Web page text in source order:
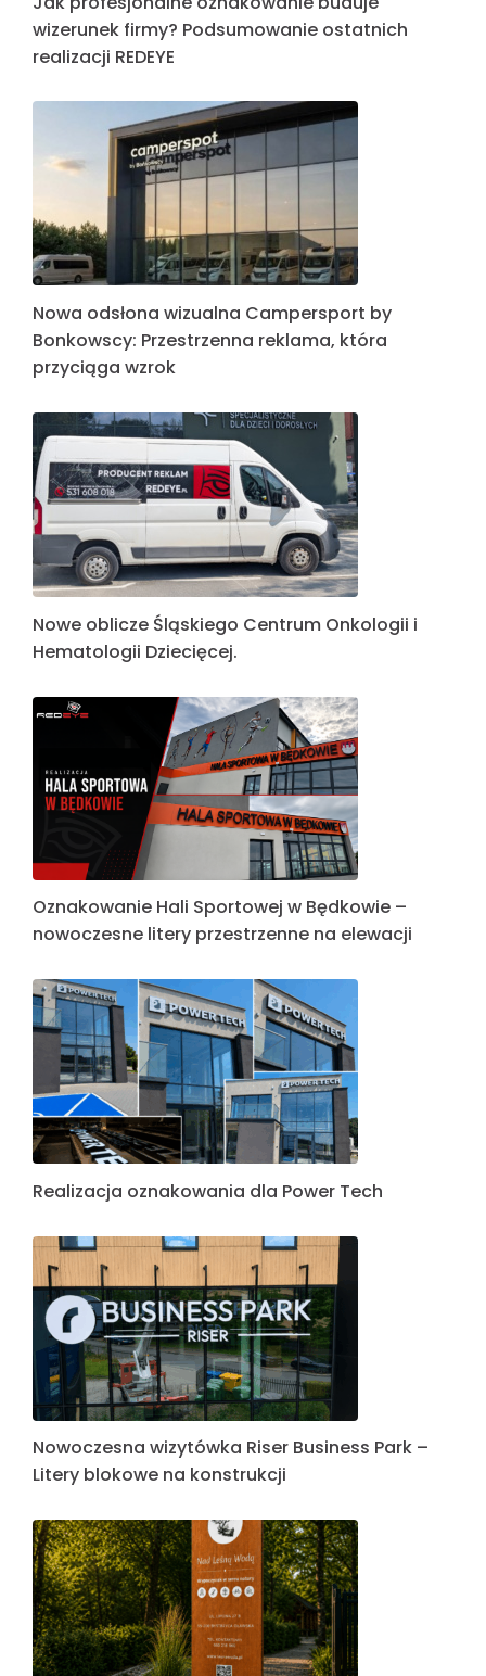
wizerunek firmy? Podsumowanie ostatnich
realizacji REDEYE
Nowa odsłona wizualna Campersport by
Bonkowscy: Przestrzenna reklama, która
przyciąga wzrok
Nowe oblicze Śląskiego Centrum Onkologii i
Hematologii Dziecięcej.
Oznakowanie Hali Sportowej w Będkowie –
nowoczesne litery przestrzenne na elewacji
Realizacja oznakowania dla Power Tech
Nowoczesna wizytówka Riser Business Park –
Litery blokowe na konstrukcji